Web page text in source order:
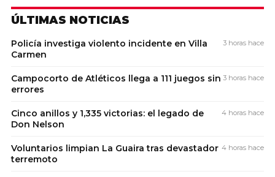
ÚLTIMAS NOTICIAS
Policía investiga violento incidente en Villa
Carmen
3 horas hace
Campocorto de Atléticos llega a 111 juegos sin
errores
3 horas hace
Cinco anillos y 1,335 victorias: el legado de
Don Nelson
4 horas hace
Voluntarios limpian La Guaira tras devastador
terremoto
4 horas hace